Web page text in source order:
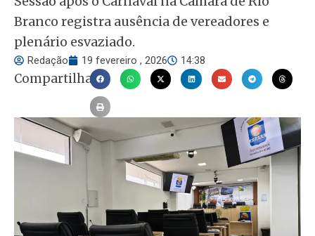
Branco registra ausência de vereadores e
plenário esvaziado.
Redação 19 fevereiro , 2026 14:38
Compartilhar